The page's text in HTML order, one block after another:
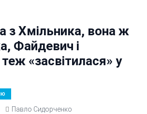
з Хмільника, вона ж
Файдевич і
«засвітилася» у
Павло Сидорченко